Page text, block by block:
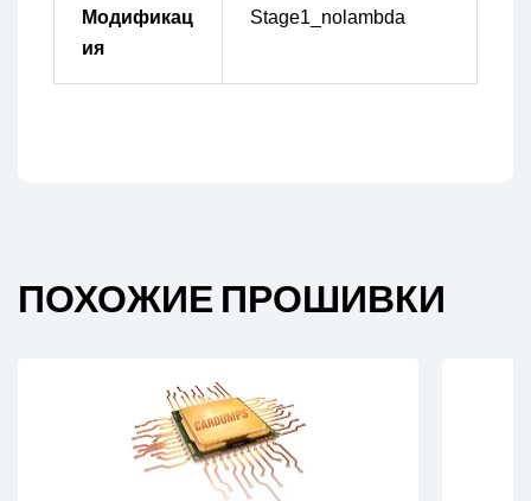
Модификац
ия
Stage1_nolambda
ПОХОЖИЕ ПРОШИВКИ